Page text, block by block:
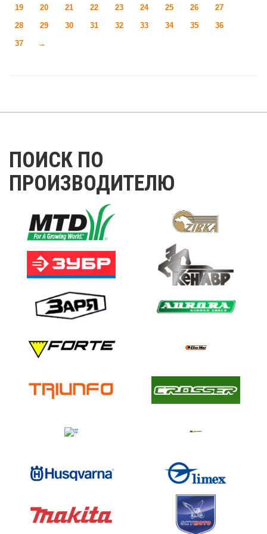
19
20 21 22 23 24 25 26
27
28
29 30 31 32 33 34 35
36
37
→
ПОИСК ПО
ПРОИЗВОДИТЕЛЮ